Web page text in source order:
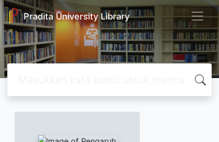
Pradita University Library